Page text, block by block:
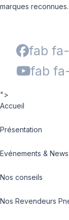
marques reconnues.
fab
fab
">
Accueil
Présentation
Evénements & News
Nos conseils
Nos Revendeurs